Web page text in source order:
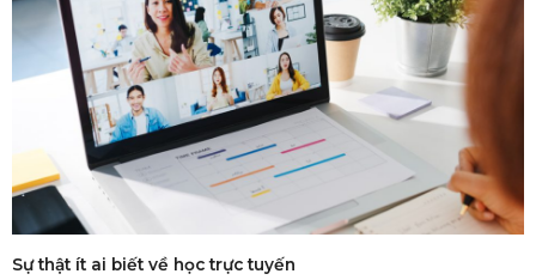
Sự thật ít ai biết về học trực tuyến